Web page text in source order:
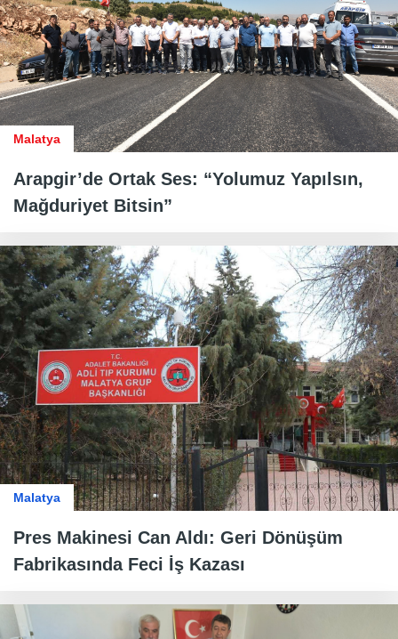
Malatya
Arapgir’de Ortak Ses: “Yolumuz Yapılsın,
Mağduriyet Bitsin”
Malatya
Pres Makinesi Can Aldı: Geri Dönüşüm
Fabrikasında Feci İş Kazası